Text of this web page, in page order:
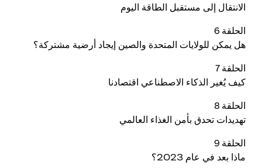
الانتقال إلى مستقبل الطاقة اليوم
الحلقة 6
هل يمكن للولايات المتحدة والصين إيجاد أرضية مشتركة؟
الحلقة 7
كيف يُغير الذكاء الاصطناعي اقتصادنا
الحلقة 8
تهديدات تحدق بأمن الغذاء العالمي
الحلقة 9
ماذا بعد في عام 2023؟